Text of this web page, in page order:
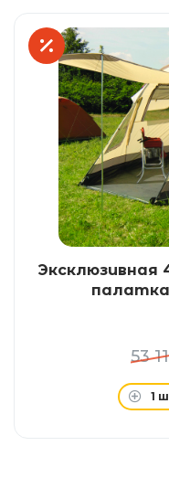
Эксклюзивная
палатка
53
1